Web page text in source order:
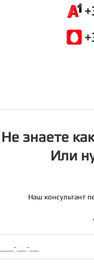
Не знаете
Или
Наш консультант